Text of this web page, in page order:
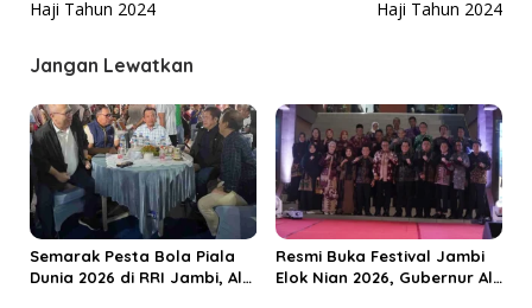
a
s
i
p
o
s
Haji Tahun 2024
Haji Tahun 2024
Jangan Lewatkan
Semarak Pesta Bola Piala
Dunia 2026 di RRI Jambi, Al
Resmi Buka Festival Jambi
Elok Nian 2026, Gubernur Al